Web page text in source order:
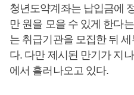
청년도약계좌는 납입금에
만 원을 모을 수 있게 한다
는 취급기관을 모집한 뒤
다. 다만 제시된 만기가 지
에서 흘러나오고 있다.